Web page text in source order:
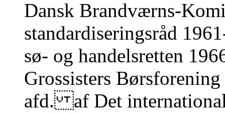
Dansk Brandværns-
standardiseringsråd
sø- og handelsretten
Grossisters
afd. af Det